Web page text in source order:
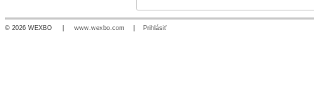
© 2026 WEXBO | www.wexbo.com Prihlásiť